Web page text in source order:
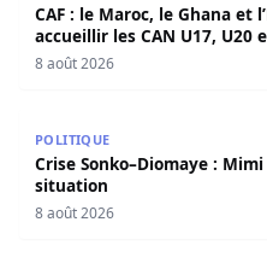
CAF : le Maroc, le Ghana et
accueillir les CAN U17, U20
8 août 2026
POLITIQUE
Crise Sonko–Diomaye :
situation
8 août 2026